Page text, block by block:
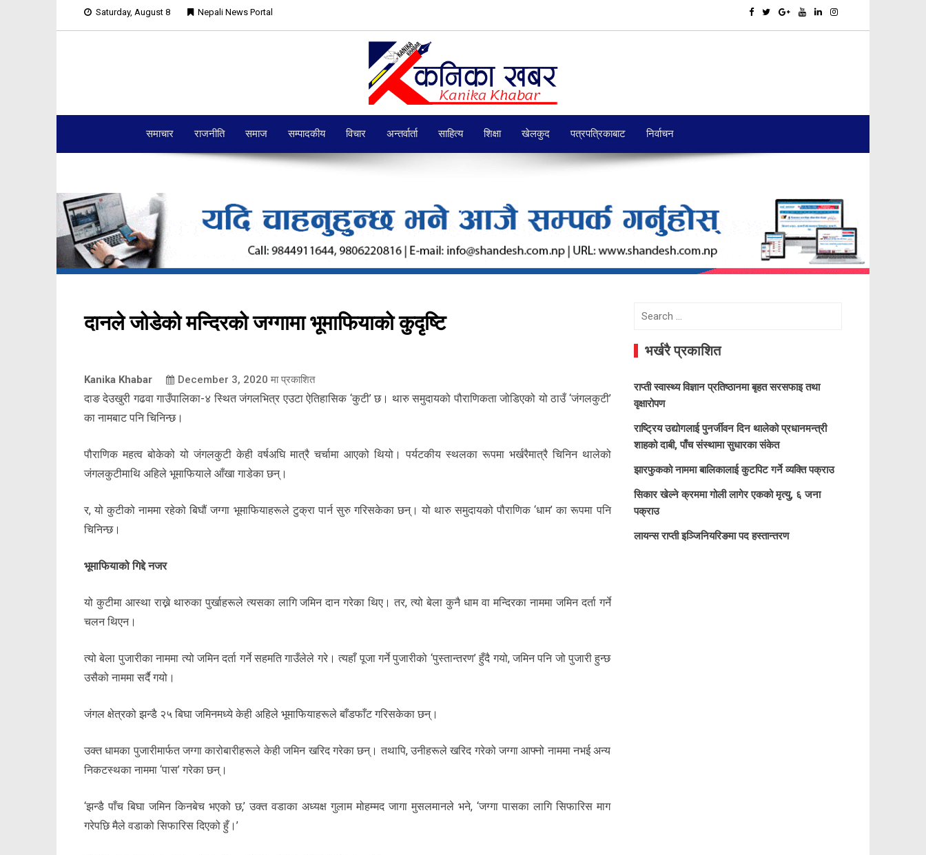
Saturday, August 8 Nepali News Portal
समाचार राजनीति समाज सम्पादकीय विचार अन्तर्वार्ता साहित्य शिक्षा खेलकुद पत्रपत्रिकाबाट निर्वाचन
दानले जोडेको मन्दिरको जग्गामा भूमाफियाको कुदृष्टि
Kanika Khabar December 3, 2020 मा प्रकाशित
दाङ देउखुरी गढवा गाउँपालिका-४ स्थित जंगलभित्र एउटा ऐतिहासिक ‘कुटी’ छ। थारु समुदायको पौराणिकता जोडिएको यो ठाउँ ‘जंगलकुटी’
का नामबाट पनि चिनिन्छ।
पौराणिक महत्व बोकेको यो जंगलकुटी केही वर्षअघि मात्रै चर्चामा आएको थियो। पर्यटकीय स्थलका रूपमा भर्खरैमात्रै चिनिन थालेको
जंगलकुटीमाथि अहिले भूमाफियाले आँखा गाडेका छन्।
र, यो कुटीको नाममा रहेको बिघौं जग्गा भूमाफियाहरूले टुक्रा पार्न सुरु गरिसकेका छन्। यो थारु समुदायको पौराणिक ‘धाम’ का रूपमा पनि
चिनिन्छ।
भूमाफियाको गिद्दे नजर
यो कुटीमा आस्था राख्ने थारुका पुर्खाहरूले त्यसका लागि जमिन दान गरेका थिए। तर, त्यो बेला कुनै धाम वा मन्दिरका नाममा जमिन दर्ता गर्ने
चलन थिएन।
त्यो बेला पुजारीका नाममा त्यो जमिन दर्ता गर्ने सहमति गाउँलेले गरे। त्यहाँ पूजा गर्ने पुजारीको ‘पुस्तान्तरण’ हुँदै गयो, जमिन पनि जो पुजारी हुन्छ
उसैको नाममा सर्दै गयो।
जंगल क्षेत्रको झन्डै २५ बिघा जमिनमध्ये केही अहिले भूमाफियाहरूले बाँडफाँट गरिसकेका छन्।
उक्त धामका पुजारीमार्फत जग्गा कारोबारीहरूले केही जमिन खरिद गरेका छन्। तथापि, उनीहरूले खरिद गरेको जग्गा आफ्नो नाममा नभई अन्य
निकटस्थका नाममा ‘पास’ गरेका छन्।
‘झन्डै पाँच बिघा जमिन किनबेच भएको छ,’ उक्त वडाका अध्यक्ष गुलाम मोहम्मद जागा मुसलमानले भने, ‘जग्गा पासका लागि सिफारिस माग
गरेपछि मैले वडाको सिफारिस दिएको हुँ।’
Search
भर्खरै प्रकाशित
राप्ती स्वास्थ्य विज्ञान प्रतिष्ठानमा बृहत सरसफाइ तथा
वृक्षारोपण
राष्ट्रिय उद्योगलाई पुनर्जीवन दिन थालेको प्रधानमन्त्री
शाहको दाबी, पाँच संस्थामा सुधारका संकेत
झारफुकको नाममा बालिकालाई कुटपिट गर्ने व्यक्ति पक्राउ
सिकार खेल्ने क्रममा गोली लागेर एकको मृत्यु, ६ जना
पक्राउ
लायन्स राप्ती इञ्जिनियरिङमा पद हस्तान्तरण